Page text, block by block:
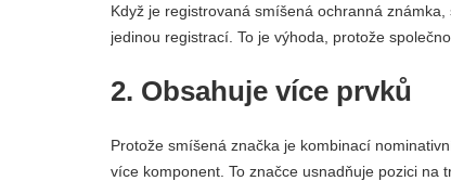
Když je registrovaná smíšená ochranná
jedinou registrací. To je výhoda, protože
2. Obsahuje více prvků
Protože smíšená značka je kombinací
více komponent. To značce usnadňuje pozici na